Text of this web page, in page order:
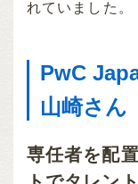
れていました。
PwC
山崎さん
専任者を配